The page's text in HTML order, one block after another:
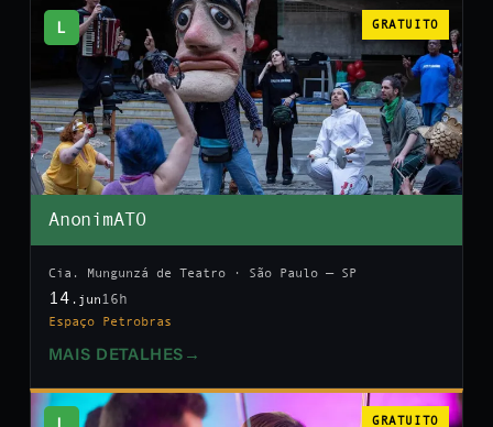
L GRATUITO
AnonimATO
Cia. Mungunzá de Teatro · São Paulo — SP
14 .jun 16h
Espaço Petrobras
MAIS DETALHES →
L GRATUITO